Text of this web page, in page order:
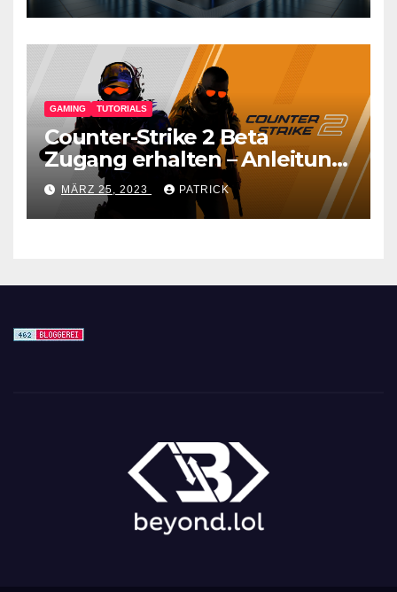
GAMING TUTORIALS
Counter-Strike 2 Beta
Zugang erhalten – Anleitung
für den CS GO Nachfolger
MÄRZ 25, 2023 PATRICK